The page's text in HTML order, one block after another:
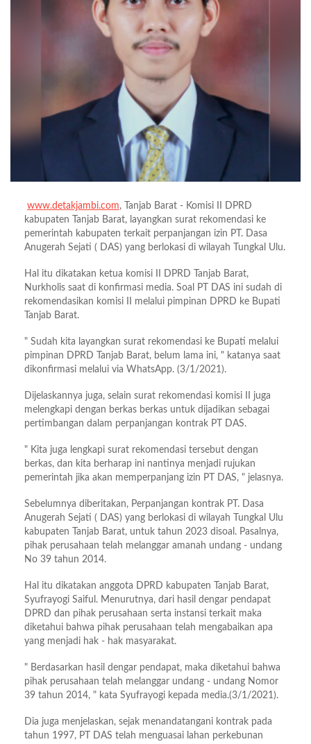
www.detakjambi.com, Tanjab Barat - Komisi II DPRD
kabupaten Tanjab Barat, layangkan surat rekomendasi ke
pemerintah kabupaten terkait perpanjangan izin PT. Dasa
Anugerah Sejati ( DAS) yang berlokasi di wilayah Tungkal Ulu.
Hal itu dikatakan ketua komisi II DPRD Tanjab Barat,
Nurkholis saat di konfirmasi media. Soal PT DAS ini sudah di
rekomendasikan komisi II melalui pimpinan DPRD ke Bupati
Tanjab Barat.
" Sudah kita layangkan surat rekomendasi ke Bupati melalui
pimpinan DPRD Tanjab Barat, belum lama ini, " katanya saat
dikonfirmasi melalui via WhatsApp. (3/1/2021).
Dijelaskannya juga, selain surat rekomendasi komisi II juga
melengkapi dengan berkas berkas untuk dijadikan sebagai
pertimbangan dalam perpanjangan kontrak PT DAS.
" Kita juga lengkapi surat rekomendasi tersebut dengan
berkas, dan kita berharap ini nantinya menjadi rujukan
pemerintah jika akan memperpanjang izin PT DAS, " jelasnya.
Sebelumnya diberitakan, Perpanjangan kontrak PT. Dasa
Anugerah Sejati ( DAS) yang berlokasi di wilayah Tungkal Ulu
kabupaten Tanjab Barat, untuk tahun 2023 disoal. Pasalnya,
pihak perusahaan telah melanggar amanah undang - undang
No 39 tahun 2014.
Hal itu dikatakan anggota DPRD kabupaten Tanjab Barat,
Syufrayogi Saiful. Menurutnya, dari hasil dengar pendapat
DPRD dan pihak perusahaan serta instansi terkait maka
diketahui bahwa pihak perusahaan telah mengabaikan apa
yang menjadi hak - hak masyarakat.
" Berdasarkan hasil dengar pendapat, maka diketahui bahwa
pihak perusahaan telah melanggar undang - undang Nomor
39 tahun 2014, " kata Syufrayogi kepada media.(3/1/2021).
Dia juga menjelaskan, sejak menandatangani kontrak pada
tahun 1997, PT DAS telah menguasai lahan perkebunan